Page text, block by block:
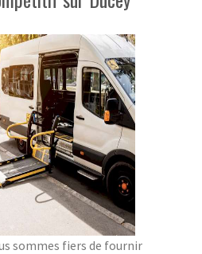
sommes fiers de fournir